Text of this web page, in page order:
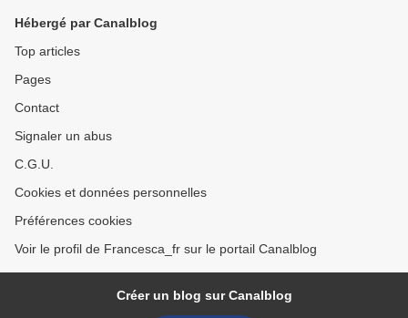
Hébergé par Canalblog
Top articles
Pages
Contact
Signaler un abus
C.G.U.
Cookies et données personnelles
Préférences cookies
Voir le profil de Francesca_fr sur le portail Canalblog
Créer un blog sur Canalblog